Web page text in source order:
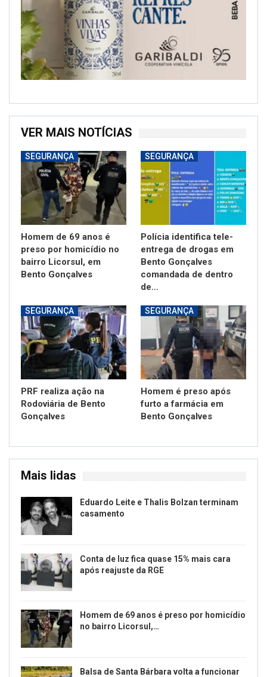
VER MAIS NOTÍCIAS
SEGURANÇA
Homem de 69 anos é
preso por homicídio no
bairro Licorsul, em
Bento Gonçalves
SEGURANÇA
Polícia identifica tele-
entrega de drogas em
Bento Gonçalves
comandada de dentro
de…
SEGURANÇA
PRF realiza ação na
Rodoviária de Bento
Gonçalves
SEGURANÇA
Homem é preso após
furto a farmácia em
Bento Gonçalves
Mais lidas
Eduardo Leite e Thalis Bolzan terminam
casamento
Conta de luz fica quase 15% mais cara
após reajuste da RGE
Homem de 69 anos é preso por homicídio
no bairro Licorsul,…
Balsa de Santa Bárbara volta a funcionar